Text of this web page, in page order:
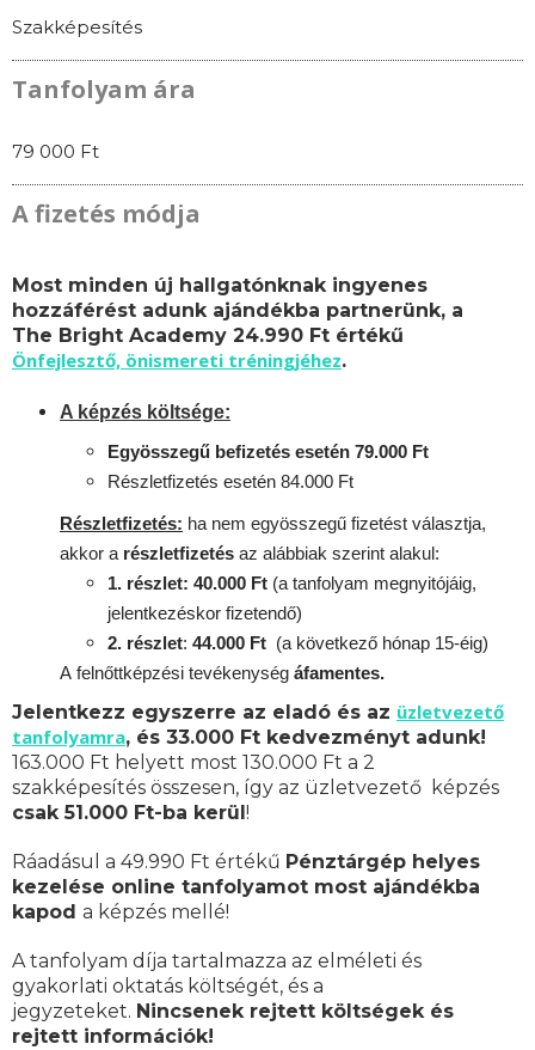
Szakképesítés
Tanfolyam ára
79 000 Ft
A fizetés módja
Most minden új hallgatónknak ingyenes
hozzáférést adunk ajándékba partnerünk, a
The Bright Academy 24.990 Ft értékű
Önfejlesztő, önismereti tréningjéhez.
A képzés költsége:
Egyösszegű befizetés esetén 79.000 Ft
Részletfizetés esetén 84.000 Ft
Részletfizetés: ha nem egyösszegű fizetést választja,
akkor a részletfizetés az alábbiak szerint alakul:
1. részlet: 40.000 Ft (a tanfolyam megnyitójáig,
jelentkezéskor fizetendő)
2. részlet: 44.000 Ft (a következő hónap 15-éig)
A felnőttképzési tevékenység áfamentes.
Jelentkezz egyszerre az eladó és az üzletvezető
tanfolyamra, és 33.000 Ft kedvezményt adunk!
163.000 Ft helyett most 130.000 Ft a 2
szakképesítés összesen, így az üzletvezető képzés
csak 51.000 Ft-ba kerül !
Ráadásul a 49.990 Ft értékű Pénztárgép helyes
kezelése online tanfolyamot most ajándékba
kapod a képzés mellé!
A tanfolyam díja tartalmazza az elméleti és
gyakorlati oktatás költségét, és a
jegyzeteket. Nincsenek rejtett költségek és
rejtett információk!